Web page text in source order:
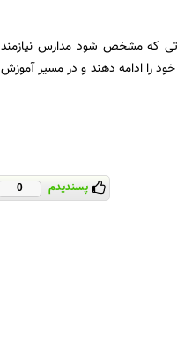
که مشخص شود مدارس نیازمند
خود را ادامه دهند و در مسیر آموزش
پسندیدم 0